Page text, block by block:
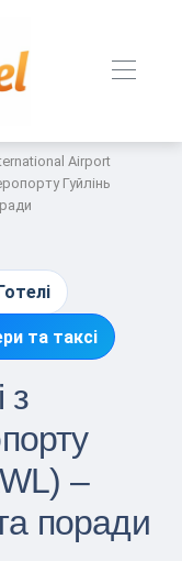
Airport
Гуйлінь
Готелі
та таксі
з
–
поради